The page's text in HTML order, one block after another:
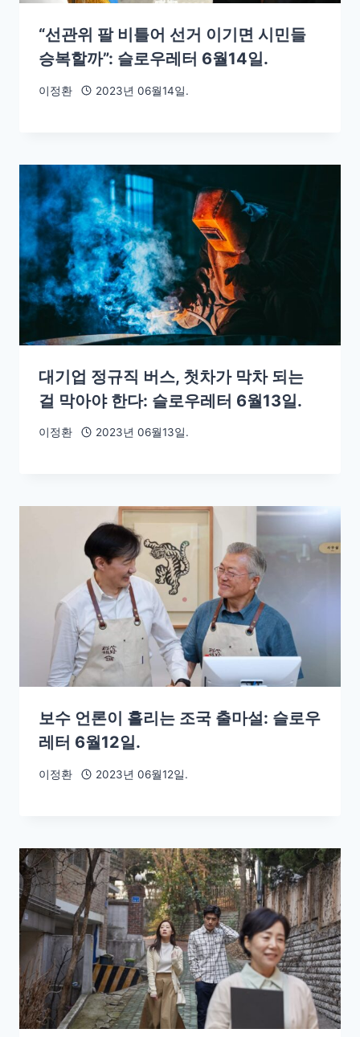
“선관위 팔 비틀어 선거 이기면 시민들
승복할까”: 슬로우레터 6월14일.
이정환 2023년 06월14일.
대기업 정규직 버스, 첫차가 막차 되는
걸 막아야 한다: 슬로우레터 6월13일.
이정환 2023년 06월13일.
보수 언론이 흘리는 조국 출마설: 슬로우
레터 6월12일.
이정환 2023년 06월12일.